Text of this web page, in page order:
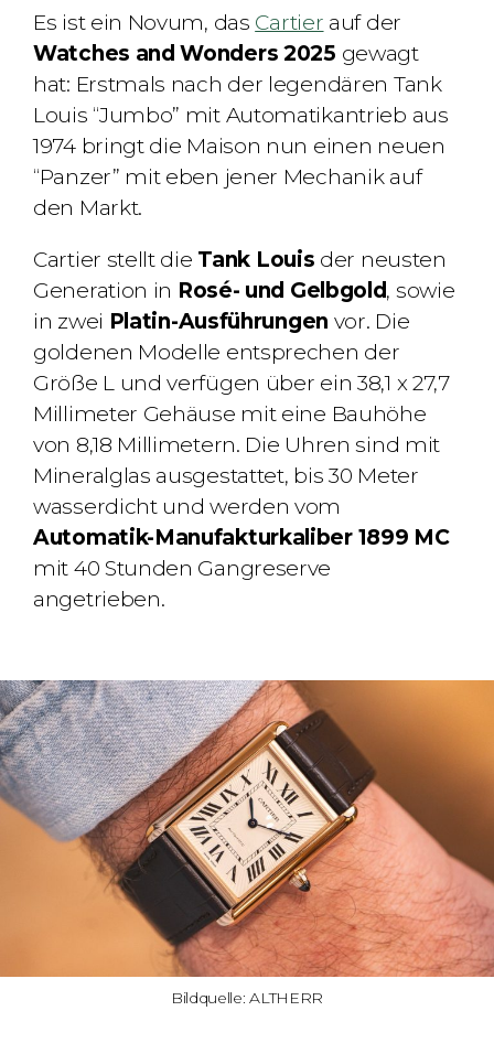
Es ist ein Novum, das Cartier auf der
Watches and Wonders 2025 gewagt
hat: Erstmals nach der legendären Tank
Louis “Jumbo” mit Automatikantrieb aus
1974 bringt die Maison nun einen neuen
“Panzer” mit eben jener Mechanik auf
den Markt.
Cartier stellt die Tank Louis der neusten
Generation in Rosé- und Gelbgold, sowie
in zwei Platin-Ausführungen vor. Die
goldenen Modelle entsprechen der
Größe L und verfügen über ein 38,1 x 27,7
Millimeter Gehäuse mit eine Bauhöhe
von 8,18 Millimetern. Die Uhren sind mit
Mineralglas ausgestattet, bis 30 Meter
wasserdicht und werden vom
Automatik-Manufakturkaliber 1899 MC
mit 40 Stunden Gangreserve
angetrieben.
Bildquelle: ALTHERR